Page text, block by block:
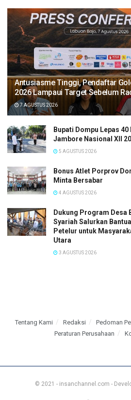
Antusiasme Tinggi, Pendaftar
2026 Lampaui Target Sebelum
7 AGUSTUS 2026
Bupati Dompu Lepas
Jambore Nasional XII
5 AGUSTUS 2026
Bonus Atlet Porprov
Minta Bersabar
4 AGUSTUS 2026
Dukung Program Desa
Syariah Salurkan
Petelur untuk
Utara
3 AGUSTUS 2026
Tentang Kami Redaksi
Pedoman
Peraturan Perusahaan
© 2021 - insanchannel.com -